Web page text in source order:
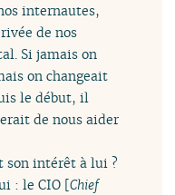
internautes,
de nos
Si jamais on
on changeait
le début, il
de nous aider
son intérêt à lui ?
: le CIO [Chief